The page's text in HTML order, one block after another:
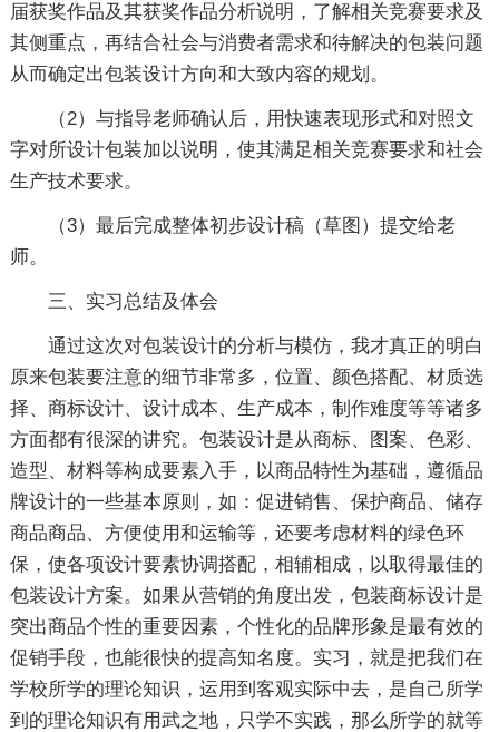
届获奖作品及其获奖作品分析说明，了解相关竞赛要求及
其侧重点，再结合社会与消费者需求和待解决的包装问题
从而确定出包装设计方向和大致内容的规划。
（2）与指导老师确认后，用快速表现形式和对照文
字对所设计包装加以说明，使其满足相关竞赛要求和社会
生产技术要求。
（3）最后完成整体初步设计稿（草图）提交给老
师。
三、实习总结及体会
通过这次对包装设计的分析与模仿，我才真正的明白
原来包装要注意的细节非常多，位置、颜色搭配、材质选
择、商标设计、设计成本、生产成本，制作难度等等诸多
方面都有很深的讲究。包装设计是从商标、图案、色彩、
造型、材料等构成要素入手，以商品特性为基础，遵循品
牌设计的一些基本原则，如：促进销售、保护商品、储存
商品商品、方便使用和运输等，还要考虑材料的绿色环
保，使各项设计要素协调搭配，相辅相成，以取得最佳的
包装设计方案。如果从营销的角度出发，包装商标设计是
突出商品个性的重要因素，个性化的品牌形象是最有效的
促销手段，也能很快的提高知名度。实习，就是把我们在
学校所学的理论知识，运用到客观实际中去，是自己所学
到的理论知识有用武之地，只学不实践，那么所学的就等